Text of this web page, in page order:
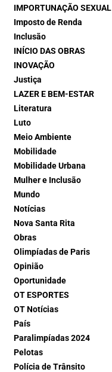
IMPORTUNAÇÃO SEXUAL
Imposto de Renda
Inclusão
INÍCIO DAS OBRAS
INOVAÇÃO
Justiça
LAZER E BEM-ESTAR
Literatura
Luto
Meio Ambiente
Mobilidade
Mobilidade Urbana
Mulher e Inclusão
Mundo
Notícias
Nova Santa Rita
Obras
Olimpíadas de Paris
Opinião
Oportunidade
OT ESPORTES
OT Notícias
País
Paralimpíadas 2024
Pelotas
Polícia de Trânsito